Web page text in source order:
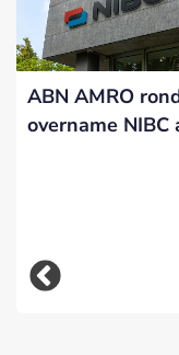
ABN AMRO
overname NIBC